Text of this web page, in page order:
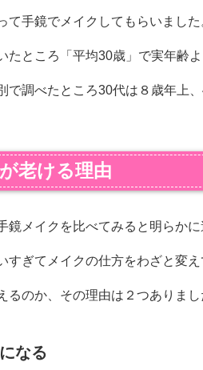
て手鏡でメイクしてもらいました
たところ「平均30歳」で実年齢
で調べたところ30代は８歳年上
老ける理由
鏡メイクを比べてみると明らかに
すぎてメイクの仕方をわざと変
るのか、その理由は２つありまし
なる